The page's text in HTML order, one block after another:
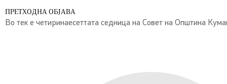
ПРЕТХОДНА ОБЈАВА
Во тек е четиринаесеттата седница на Совет на Општина